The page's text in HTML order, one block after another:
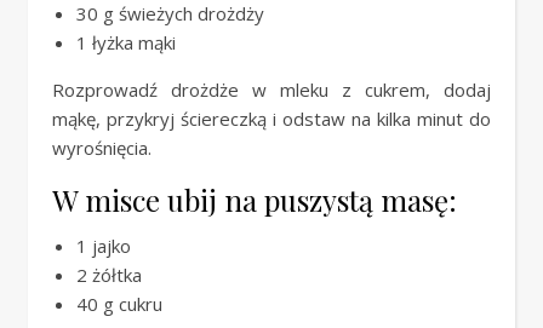
30 g świeżych drożdży
1 łyżka mąki
Rozprowadź drożdże w mleku z cukrem, dodaj
mąkę, przykryj ściereczką i odstaw na kilka minut do
wyrośnięcia.
W misce ubij na puszystą masę:
1 jajko
2 żółtka
40 g cukru